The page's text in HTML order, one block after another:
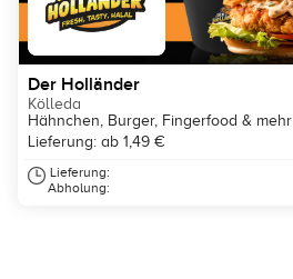
Der Holländer
Kölleda
Hähnchen, Burger, Fingerfood & mehr
Lieferung: ab 1,49 €
Lieferung:
Abholung: